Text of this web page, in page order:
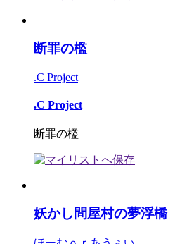
断罪の檻
.C Project
.C Project
断罪の檻
妖かし問屋村の夢浮橋